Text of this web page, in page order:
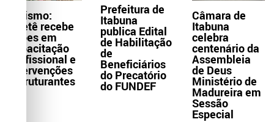
Turismo:
Itaetê recebe
ações em
capacitação
profissional e
intervenções
estruturantes
Prefeitura de
Itabuna
publica Edital
de Habilitação
de
Beneficiários
do Precatório
do FUNDEF
Câmara de
Itabuna
celebra
centenário da
Assembleia
de Deus
Ministério de
Madureira em
Sessão
Especial